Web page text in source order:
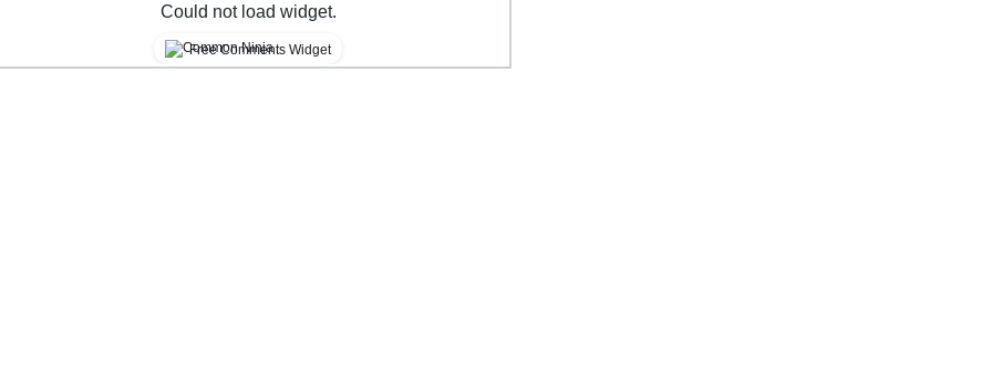
Could not load widget.
Free Comments Widget